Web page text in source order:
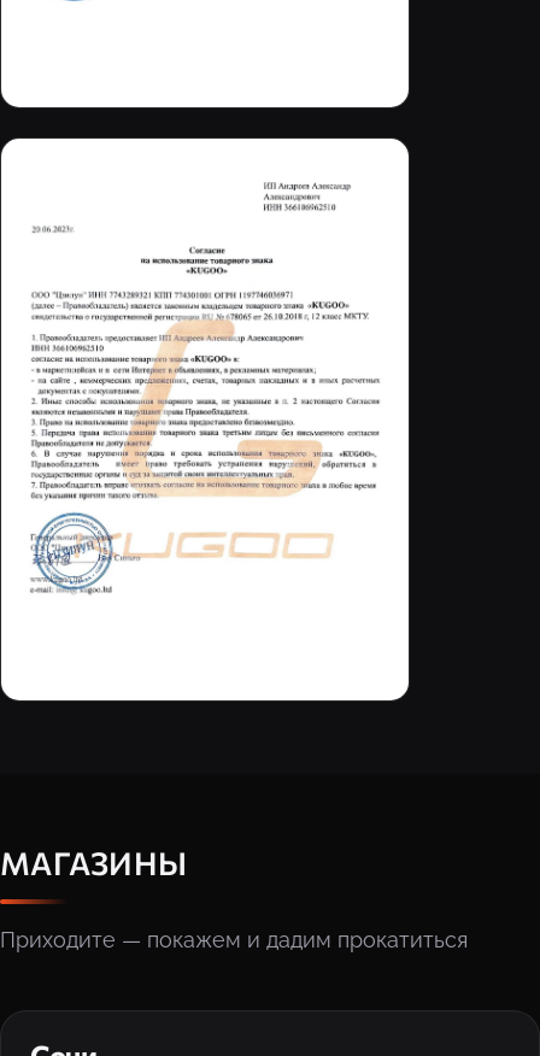
МАГАЗИНЫ
Приходите — покажем и дадим прокатиться
‹ ›